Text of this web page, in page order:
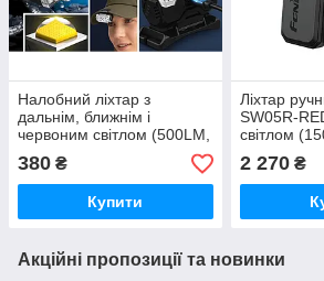
Налобний ліхтар з
дальнім, ближнім і
червоним світлом (500LM,
RED Light, USB-C, IR
датчик, Магніт, Кліпса)
380 ₴
Купити
Ліхтар
SW05R-
світлом
USB-C,
Подвійна
2 270₴
Акційні пропозиції та новинки